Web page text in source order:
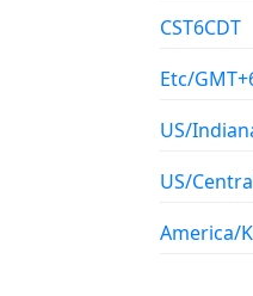
CST6CDT
Etc/
US/
US/
America/